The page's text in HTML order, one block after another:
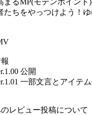
まるMP(モテンポイント
たちをやっつけよう！ゆ
公開
一部文言とアイテ
レビュー投稿について